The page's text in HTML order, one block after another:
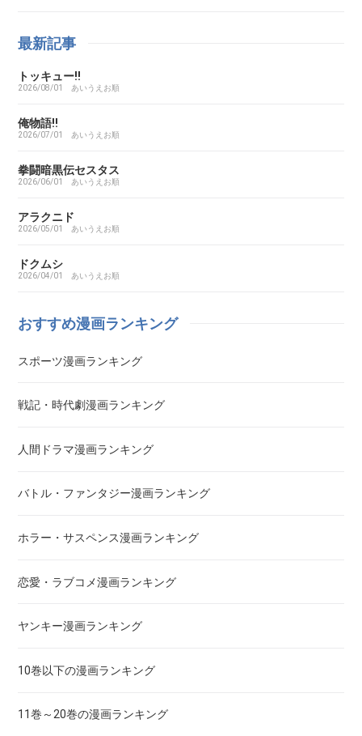
ああ探偵事務所
ARMS（アームズ）
あいこら
アイシールド21
I’S（アイズ）
最新記事
トッキュー!!
2026/08/01 あいうえお順
俺物語!!
2026/07/01 あいうえお順
拳闘暗黒伝セスタス
2026/06/01 あいうえお順
アラクニド
2026/05/01 あいうえお順
ドクムシ
2026/04/01 あいうえお順
おすすめ漫画ランキング
スポーツ漫画ランキング
戦記・時代劇漫画ランキング
人間ドラマ漫画ランキング
バトル・ファンタジー漫画ランキング
ホラー・サスペンス漫画ランキング
恋愛・ラブコメ漫画ランキング
ヤンキー漫画ランキング
10巻以下の漫画ランキング
11巻～20巻の漫画ランキング